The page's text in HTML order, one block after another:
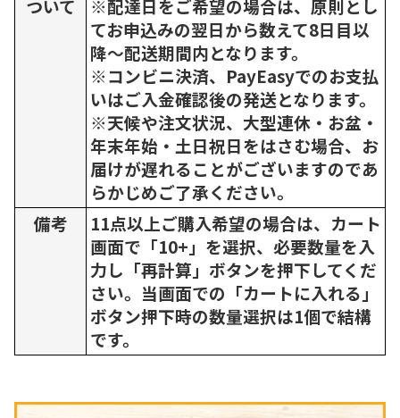
ついて
※配達日をご希望の場合は、原則とし
てお申込みの翌日から数えて8日目以
降～配送期間内となります。
※コンビニ決済、PayEasyでのお支払
いはご入金確認後の発送となります。
※天候や注文状況、大型連休・お盆・
年末年始・土日祝日をはさむ場合、お
届けが遅れることがございますのであ
らかじめご了承ください。
備考
11点以上ご購入希望の場合は、カート
画面で「10+」を選択、必要数量を入
力し「再計算」ボタンを押下してくだ
さい。当画面での「カートに入れる」
ボタン押下時の数量選択は1個で結構
です。